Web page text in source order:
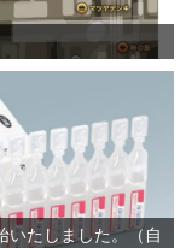
いたしました。（自